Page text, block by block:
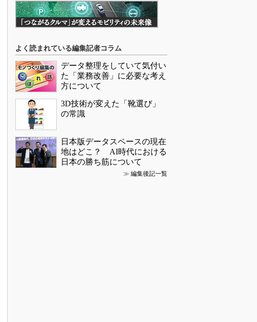
よく読まれている編集記者コラム
データ整理をしていて気付い
た「業務改善」に必要な考え
方について
3D技術が変えた「靴選び」
の常識
日本版データスペースの現在
地はどこ？ AI時代における
日本の勝ち筋について
≫ 編集後記一覧